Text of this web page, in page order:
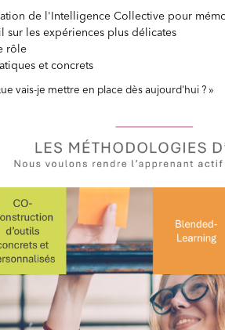
de l'Intelligence Collective pour
sur les expériences plus délicates
rôle
et concrets
vais-je mettre en place dès aujourd'hui ? »